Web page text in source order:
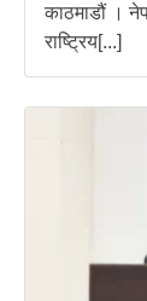
काठमाडौं ।
राष्ट्रिय[...]